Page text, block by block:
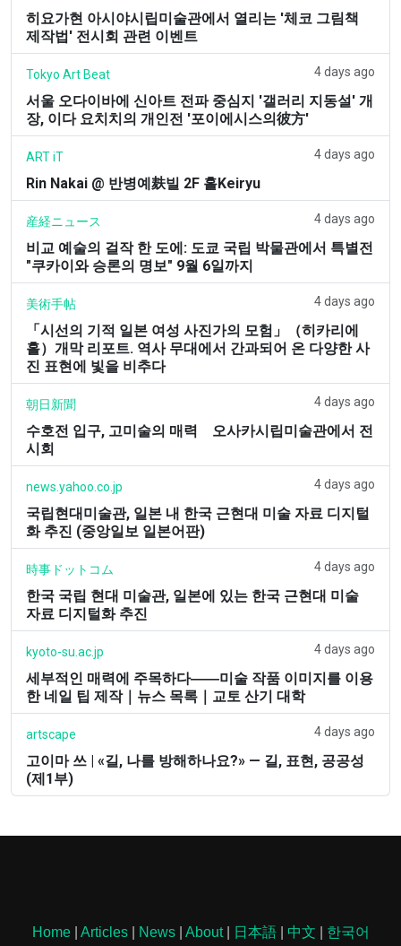
히요가현 아시야시립미술관에서 열리는 '체코 그림책
제작법' 전시회 관련 이벤트
Tokyo Art Beat 4 days ago
서울 오다이바에 신아트 전파 중심지 '갤러리 지동설' 개
장, 이다 요치치의 개인전 '포이에시스의彼方'
ART iT 4 days ago
Rin Nakai @ 반병예麸빌 2F 홀Keiryu
産経ニュース 4 days ago
비교 예술의 걸작 한 도에: 도쿄 국립 박물관에서 특별전
"쿠카이와 승론의 명보" 9월 6일까지
美術手帖 4 days ago
「시선의 기적 일본 여성 사진가의 모험」（히카리에
홀）개막 리포트. 역사 무대에서 간과되어 온 다양한 사
진 표현에 빛을 비추다
朝日新聞 4 days ago
수호전 입구, 고미술의 매력 오사카시립미술관에서 전
시회
news.yahoo.co.jp 4 days ago
국립현대미술관, 일본 내 한국 근현대 미술 자료 디지털
화 추진 (중앙일보 일본어판)
時事ドットコム 4 days ago
한국 국립 현대 미술관, 일본에 있는 한국 근현대 미술
자료 디지털화 추진
kyoto-su.ac.jp 4 days ago
세부적인 매력에 주목하다――미술 작품 이미지를 이용
한 네일 팁 제작｜뉴스 목록｜교토 산기 대학
artscape 4 days ago
고이마 쓰 | «길, 나를 방해하나요?» — 길, 표현, 공공성
(제1부)
Home| Articles| News| About| 日本語| 中文 한국어